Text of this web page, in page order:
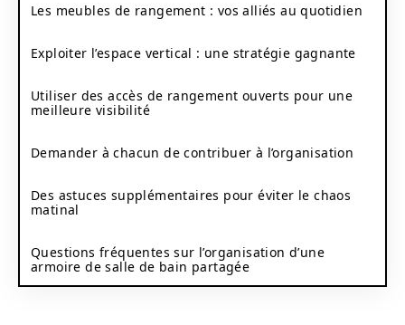
Les meubles de rangement : vos alliés au quotidien
Exploiter l’espace vertical : une stratégie gagnante
Utiliser des accès de rangement ouverts pour une
meilleure visibilité
Demander à chacun de contribuer à l’organisation
Des astuces supplémentaires pour éviter le chaos
matinal
Questions fréquentes sur l’organisation d’une
armoire de salle de bain partagée